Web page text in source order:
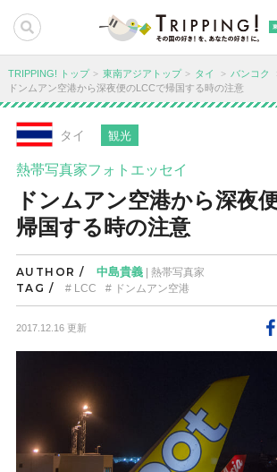
TRIPPING! トップ 東南アジアトップ タイ バンコク
ドンムアン空港から深夜便のLCCで帰国する時の注意
タイ 観光
熱帯写真家フォトエッセイ
ドンムアン空港から深夜
帰国する時の注意
AUTHOR / 中島貴義| 熱帯写真家
TAG / LCC ドンムアン空港
2017.12.16 更新